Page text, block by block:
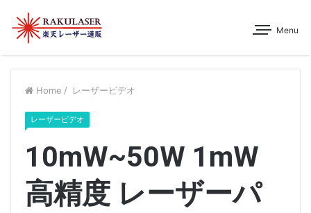
Menu
Home / レーザービデオ
レーザービデオ
10mW~50W 1mW
高精度 レーザーパ